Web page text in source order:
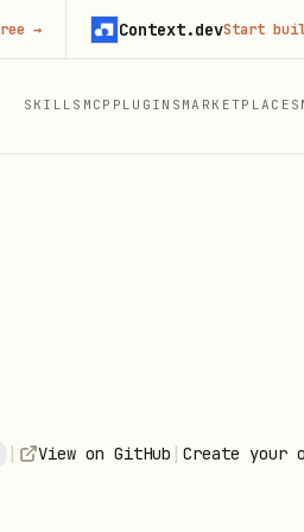
SKILLS MCP PLUGINS MARKETPLACES
| View on GitHub | Create your
Context.devStart building